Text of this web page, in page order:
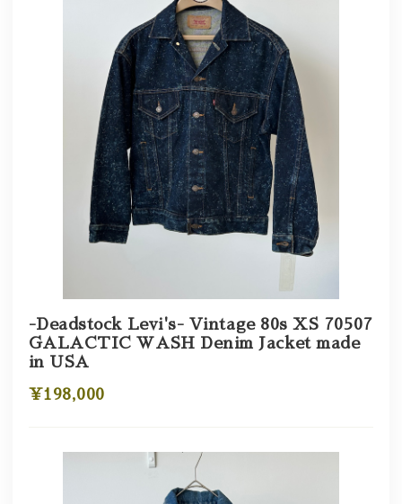
-Deadstock Levi's- Vintage 80s XS 70507
GALACTIC WASH Denim Jacket made
in USA
¥198,000